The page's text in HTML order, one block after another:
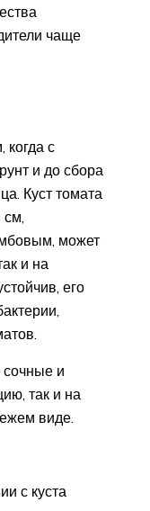
чаще
когда с
и до сбора
Куст томата
может
и на
его
и
так и на
виде.
с куста